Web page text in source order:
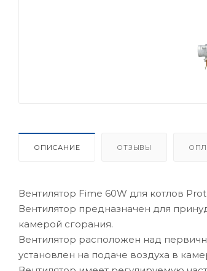
ОПИСАНИЕ ОТЗЫВЫ
Вентилятор Fime 60W для котлов
Вентилятор предназначен для
камерой сгорания.
Вентилятор расположен над
установлен на подаче воздуха в